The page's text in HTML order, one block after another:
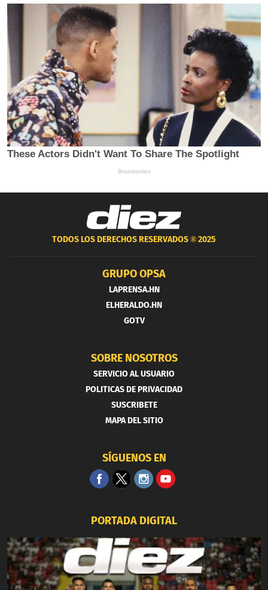
TODOS LOS DERECHOS RESERVADOS ®2025
GRUPO OPSA
LAPRENSA.HN
ELHERALDO.HN
GOTV
SOBRE NOSOTROS
SERVICIO AL USUARIO
POLITICAS DE PRIVACIDAD
SUSCRIBETE
MAPA DEL SITIO
SÍGUENOS EN
PORTADA DIGITAL